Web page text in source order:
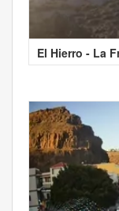
El Hierro - La